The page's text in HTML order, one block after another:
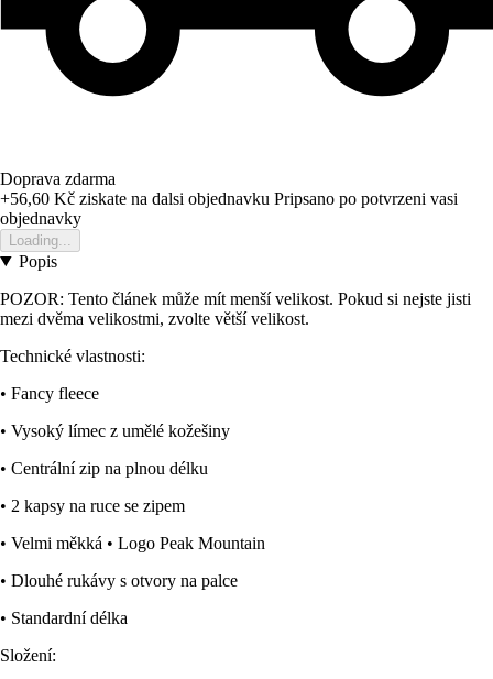
Doprava zdarma
+56,60 Kč ziskate na dalsi objednavku Pripsano po potvrzeni vasi
objednavky
Loading...
Popis
POZOR: Tento článek může mít menší velikost. Pokud si nejste jisti
mezi dvěma velikostmi, zvolte větší velikost.
Technické vlastnosti:
• Fancy fleece
• Vysoký límec z umělé kožešiny
• Centrální zip na plnou délku
• 2 kapsy na ruce se zipem
• Velmi měkká • Logo Peak Mountain
• Dlouhé rukávy s otvory na palce
• Standardní délka
Složení: